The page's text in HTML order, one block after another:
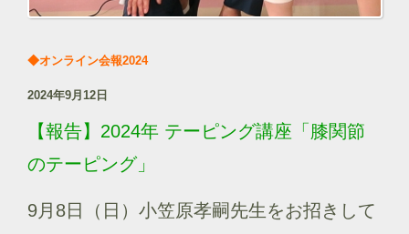
◆オンライン会報2024
2024年9月12日
【報告】2024年 テーピング講座「膝関節
のテーピング」
9月8日（日）小笠原孝嗣先生をお招きして